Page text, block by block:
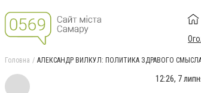
Головна АЛЕКСАНДР ВИЛКУЛ: ПОЛИТИКА ЗДРАВОГО
12:26, 7